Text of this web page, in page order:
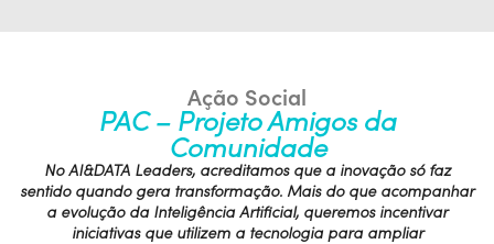
Ação Social
PAC – Projeto Amigos da
Comunidade
No AI&DATA Leaders, acreditamos que a inovação só faz
sentido quando gera transformação. Mais do que acompanhar
a evolução da Inteligência Artificial, queremos incentivar
iniciativas que utilizem a tecnologia para ampliar